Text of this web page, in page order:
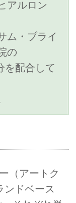
アルロン
ム・ブライ
の
を配合して
（アートク
ンドベース